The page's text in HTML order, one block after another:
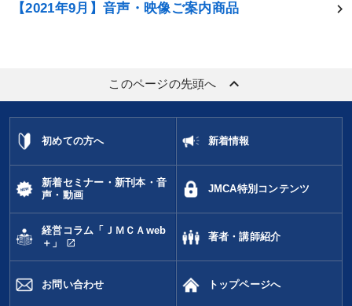
【2021年9月】音声・映像ご案内商品
このページの先頭へ keyboard_arrow_up
初めての方へ 新着情報
新着セミナー・新刊本・音
声・動画
JMCA特別コンテンツ
経営コラム「ＪＭＣＡweb
＋」
open_in_new
著者・講師紹介
お問い合わせ トップページへ